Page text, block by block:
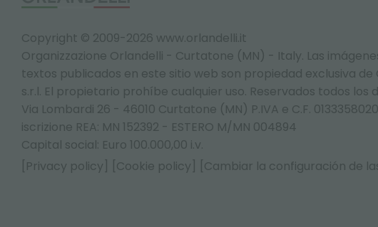
Copyright © 2009-2026 www.orlandelli.it
Organizzazione Orlandelli - Curtatone (MN) - Italy. Las
textos publicados en este sitio web son propiedad exclusiva de
s.r.l. El propietario prohíbe cualquier uso. Reservados todos los
Via Lombardi 26 - 46010 Curtatone (MN) P.IVA e C.F.
iscrizione REA: MN 152392 - ESTERO M/MN 004894
Capital social: Euro 100.000,00 i.v.
[Privacy policy]
[Cookie policy] [Cambiar la configuración de